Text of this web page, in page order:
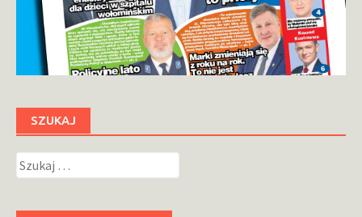
SZUKAJ
Szukaj: